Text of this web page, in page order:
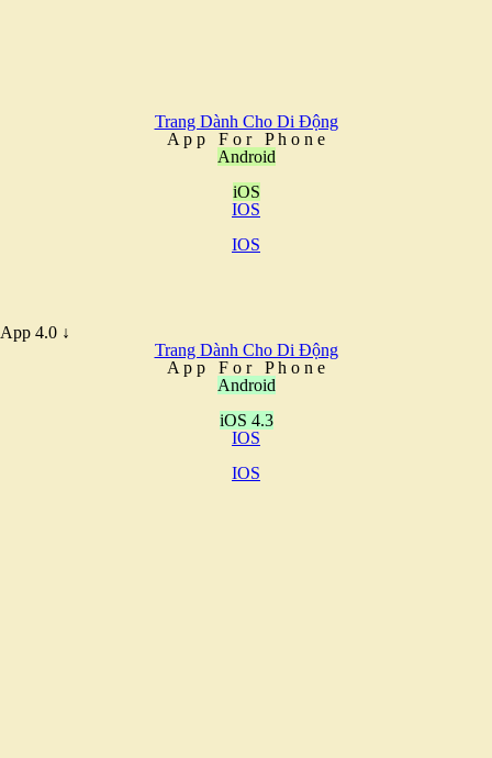
Trang Dành Cho Di Động
A p p F o r P h o n e
Android
iOS
IOS
IOS
App 4.0 ↓
Trang Dành Cho Di Động
A p p F o r P h o n e
Android
iOS 4.3
IOS
IOS